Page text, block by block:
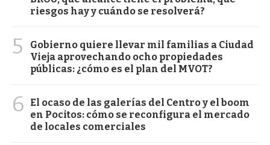
riesgos hay y cuándo se resolverá?
5
Gobierno quiere llevar mil familias a Ciudad
Vieja aprovechando ocho propiedades
públicas: ¿cómo es el plan del MVOT?
6
El ocaso de las galerías del Centro y el boom
en Pocitos: cómo se reconfigura el mercado
de locales comerciales